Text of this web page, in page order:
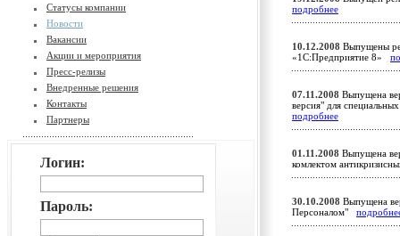
Статусы компании
Новости
Вакансии
Акции и мероприятия
Пресс-релизы
Внедренные решения
Контакты
Партнеры
Логин:
Пароль:
подробнее
10.12.2008 Выпущены
«1С:Предприятие 8»
07.11.2008 Выпущена
версия" для
подробнее
01.11.2008 Выпущена
комлектом
30.10.2008 Выпущена
Персоналом"